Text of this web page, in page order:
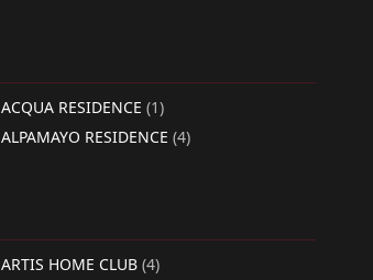
ACQUA RESIDENCE (1)
ALPAMAYO RESIDENCE (4)
ARTIS HOME CLUB (4)